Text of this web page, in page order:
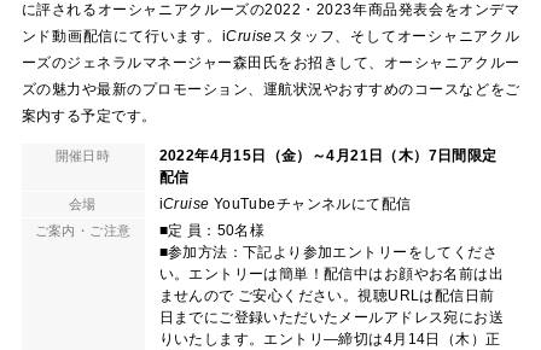
に評されるオーシャニアクルーズの2022・2023年商品発表会をオンデマ
ンド動画配信にて行います。 iCruiseスタッフ、そしてオーシャニアクル
ーズのジェネラルマネージャー森田氏をお招きして、オーシャニアクルー
ズの魅力や最新のプロモーション、運航状況やおすすめのコースなどをご
案内する予定です。
開催日時
2022年4月15日（金）～4月21日（木）7日間限定
配信
会場 iCruise YouTubeチャンネルにて配信
ご案内・ご注意
■定 員：50名様
■参加方法：下記より参加エントリーをしてくださ
い。エントリーは簡単！配信中はお顔やお名前は出
ませんので ご安心ください。視聴URLは配信日前
日までにご登録いただいたメールアドレス宛にお送
りいたします。エントリ―締切は4月14日（木）正